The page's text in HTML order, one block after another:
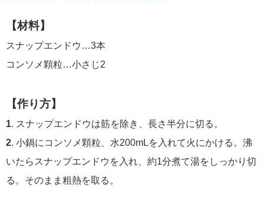
【材料】
スナップエンドウ…3本
コンソメ顆粒…小さじ2
【作り方】
1. スナップエンドウは筋を除き、長さ半分に切る。
2. 小鍋にコンソメ顆粒、水200mLを入れて火にかける。沸
いたらスナップエンドウを入れ、約1分煮て湯をしっかり切
る。そのまま粗熱を取る。